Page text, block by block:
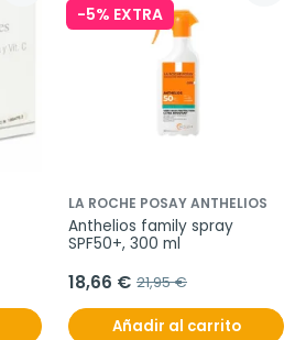
-5% EXTRA
LA ROCHE POSAY ANTHELIOS
Anthelios family spray
SPF50+, 300 ml
18,66 € 21,95 €
Añadir al carrito